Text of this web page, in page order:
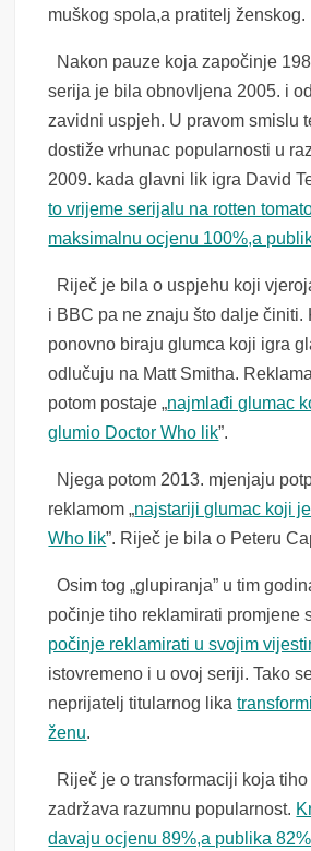
muškog spola,a pratitelj ženskog.
Nakon pauze koja započinje
serija je bila obnovljena 2005. i
zavidni uspjeh. U pravom smislu
dostiže vrhunac popularnosti u
2009. kada glavni lik igra David
to vrijeme serijalu na rotten
maksimalnu ocjenu 100%,a
Riječ je bila o uspjehu koji
i BBC pa ne znaju što dalje činiti.
ponovno biraju glumca koji igra
odlučuju na Matt Smitha.
potom postaje „najmlađi glumac
glumio Doctor Who lik”.
Njega potom 2013. mjenjaju
reklamom „najstariji glumac koji
Who lik”. Riječ je bila o Peteru
Osim tog „glupiranja” u tim
počinje tiho reklamirati promjene
počinje reklamirati u svojim
istovremeno i u ovoj seriji. Tako
neprijatelj titularnog lika
ženu.
Riječ je o transformaciji koja
zadržava razumnu popularnost.
davaju ocjenu 89%,a publika 82%